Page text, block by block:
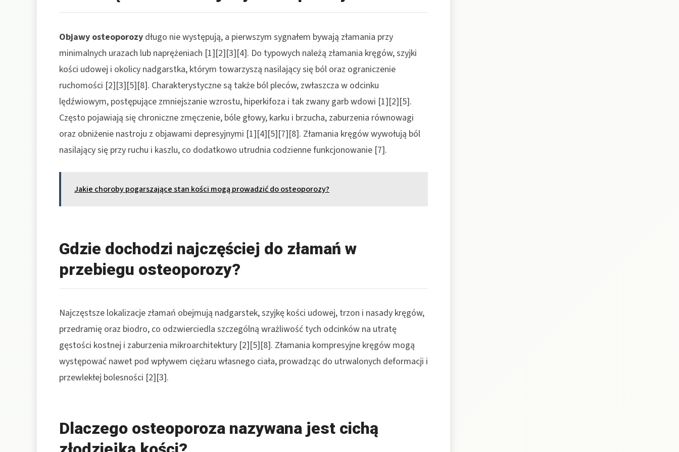
Objawy osteoporozy długo nie występują, a pierwszym sygnałem bywają złamania przy
minimalnych urazach lub naprężeniach [1][2][3][4]. Do typowych należą złamania kręgów, szyjki
kości udowej i okolicy nadgarstka, którym towarzyszą nasilający się ból oraz ograniczenie
ruchomości [2][3][5][8]. Charakterystyczne są także ból pleców, zwłaszcza w odcinku
lędźwiowym, postępujące zmniejszanie wzrostu, hiperkifoza i tak zwany garb wdowi [1][2][5].
Często pojawiają się chroniczne zmęczenie, bóle głowy, karku i brzucha, zaburzenia równowagi
oraz obniżenie nastroju z objawami depresyjnymi [1][4][5][7][8]. Złamania kręgów wywołują ból
nasilający się przy ruchu i kaszlu, co dodatkowo utrudnia codzienne funkcjonowanie [7].
Jakie choroby pogarszające stan kości mogą prowadzić do osteoporozy?
Gdzie dochodzi najczęściej do złamań w
przebiegu osteoporozy?
Najczęstsze lokalizacje złamań obejmują nadgarstek, szyjkę kości udowej, trzon i nasady kręgów,
przedramię oraz biodro, co odzwierciedla szczególną wrażliwość tych odcinków na utratę
gęstości kostnej i zaburzenia mikroarchitektury [2][5][8]. Złamania kompresyjne kręgów mogą
występować nawet pod wpływem ciężaru własnego ciała, prowadząc do utrwalonych deformacji i
przewlekłej bolesności [2][3].
Dlaczego osteoporoza nazywana jest cichą